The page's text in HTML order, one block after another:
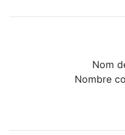
Nom
Nombre